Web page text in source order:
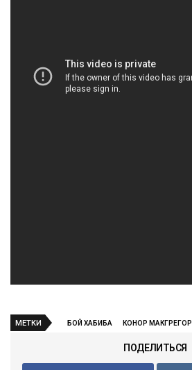
МЕТКИ БОЙ ХАБИБА КОНОР МАКГРЕГОР
ПОДЕЛИТЬСЯ